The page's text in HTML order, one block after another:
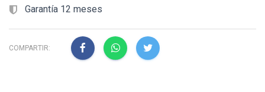
Garantía 12 meses
COMPARTIR: